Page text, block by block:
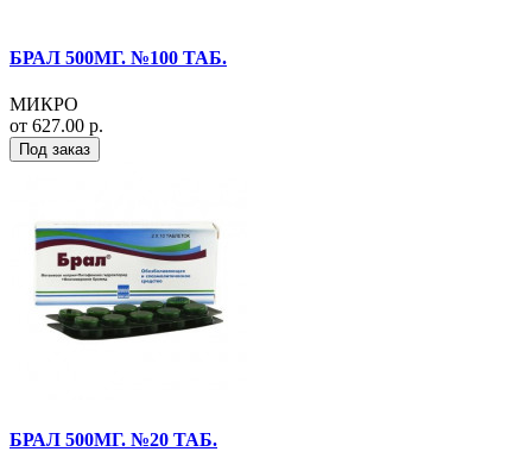
БРАЛ 500МГ. №100 ТАБ.
МИКРО
от 627.00 р.
Под заказ
БРАЛ 500МГ. №20 ТАБ.